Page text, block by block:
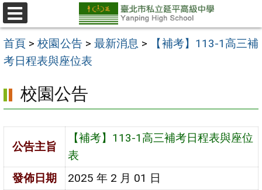
跳
至
主
要
區
選
單
首頁 >校園公告> 最新消息 >
【補考】113-1高三補
考日程表與座位表
校園公告
公告主旨
【補考】113-1高三補考日程表與座位
表
發佈日期
2025 年 2 月 01 日